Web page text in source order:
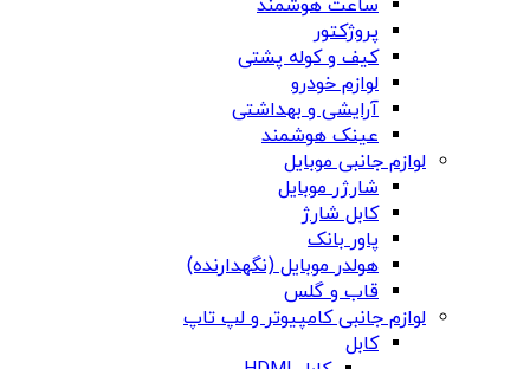
ساعت هوشمند
پروژکتور
کیف و کوله پشتی
لوازم خودرو
آرایشی و بهداشتی
عینک هوشمند
لوازم جانبی موبایل
شارژر موبایل
کابل شارژ
پاور بانک
هولدر موبایل (نگهدارنده)
قاب و گلس
لوازم جانبی کامپیوتر و لپ تاپ
کابل